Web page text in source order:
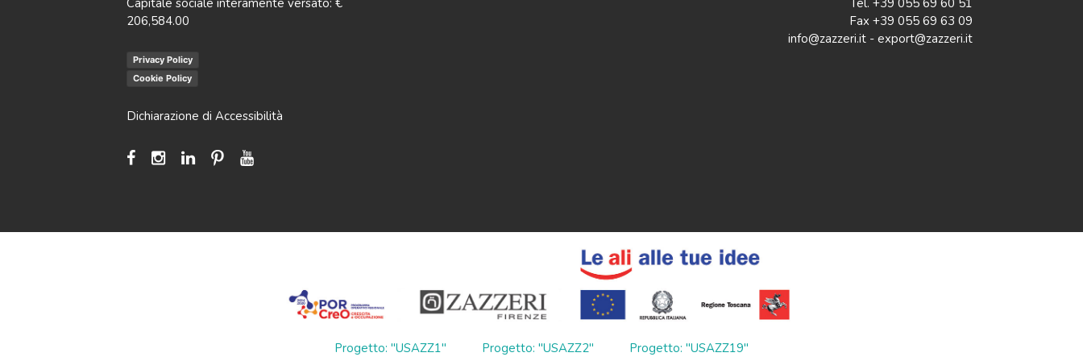
Capitale sociale interamente versato: €
206,584.00
Privacy Policy
Cookie Policy
Dichiarazione di Accessibilità
Tel. +39 055 69 60 51
Fax +39 055 69 63 09
info@zazzeri.it - export@zazzeri.it
Progetto: "USAZZ1" Progetto: "USAZZ2" Progetto: "USAZZ19"